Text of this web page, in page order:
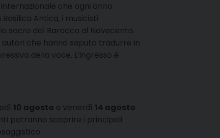
che ogni anno
Basilica Antica, i musicisti
sacro dal Barocco al Novecento.
che hanno saputo tradurre in
della voce. L’ingresso è
10 agosto e venerdì 14 agosto
potranno scoprire i principali